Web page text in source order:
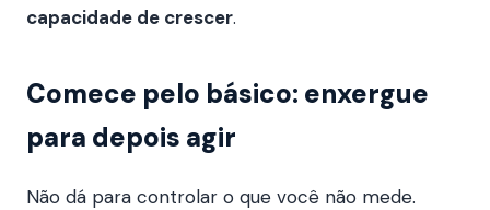
capacidade de crescer.
Comece pelo básico: enxergue
para depois agir
Não dá para controlar o que você não mede.